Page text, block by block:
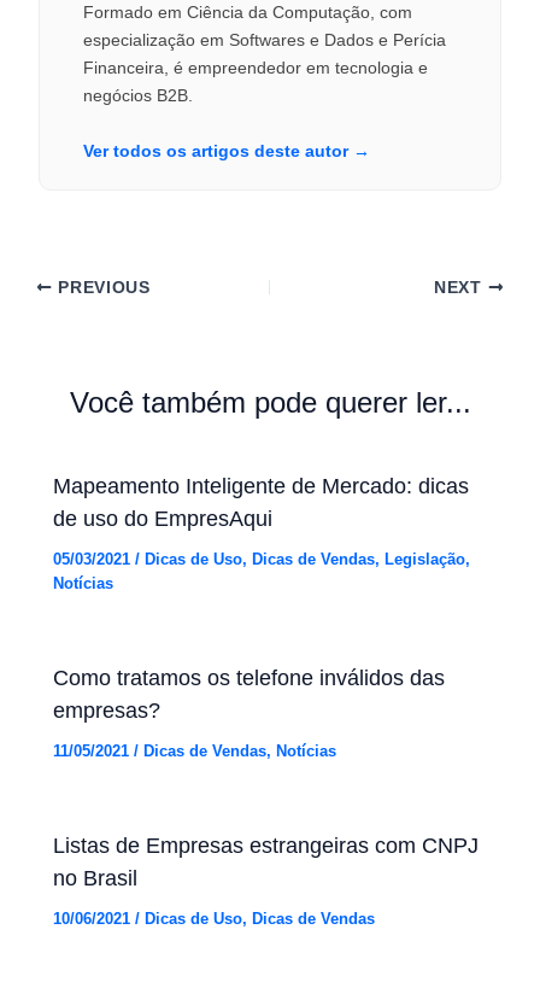
Formado em Ciência da Computação, com
especialização em Softwares e Dados e Perícia
Financeira, é empreendedor em tecnologia e
negócios B2B.
Ver todos os artigos deste autor →
PREVIOUS NEXT
Você também pode querer ler...
Mapeamento Inteligente de Mercado: dicas
de uso do EmpresAqui
05/03/2021/ Dicas de Uso, Dicas de Vendas, Legislação,
Notícias
Como tratamos os telefone inválidos das
empresas?
11/05/2021/ Dicas de Vendas, Notícias
Listas de Empresas estrangeiras com CNPJ
no Brasil
10/06/2021/ Dicas de Uso, Dicas de Vendas